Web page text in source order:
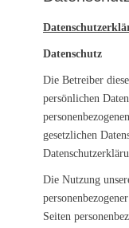
Datenschutz
Die Betreiber
persönlichen
gesetzlichen
Die Nutzung
Seiten